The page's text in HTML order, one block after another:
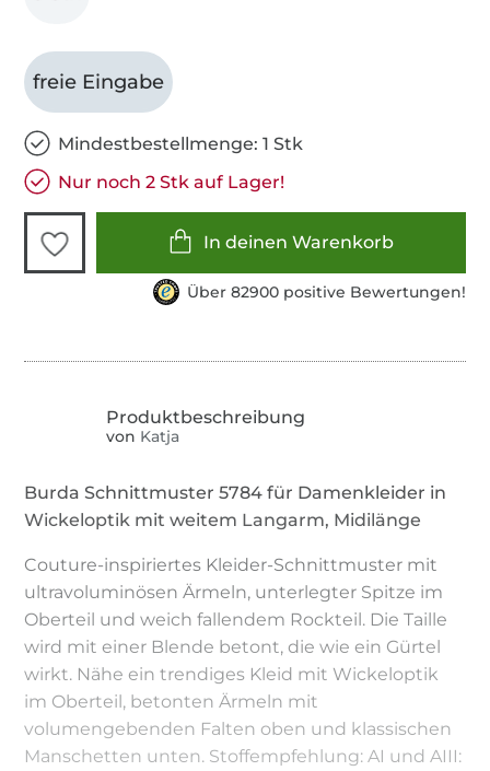
freie Eingabe
Mindestbestellmenge: 1 Stk
Nur noch 2 Stk auf Lager!
In deinen Warenkorb
Über 82900 positive Bewertungen!
von Katja
Burda Schnittmuster 5784 für Damenkleider in
Wickeloptik mit weitem Langarm, Midilänge
Couture-inspiriertes Kleider-Schnittmuster mit
ultravoluminösen Ärmeln, unterlegter Spitze im
Oberteil und weich fallendem Rockteil. Die Taille
wird mit einer Blende betont, die wie ein Gürtel
wirkt. Nähe ein trendiges Kleid mit Wickeloptik
im Oberteil, betonten Ärmeln mit
volumengebenden Falten oben und klassischen
Manschetten unten. Stoffempfehlung: AI und AIII: